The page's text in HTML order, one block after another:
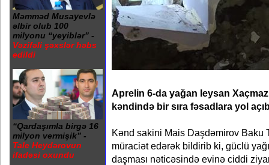
Məmməd Musayevlə
əlbir olub 100
milyonu “yeyiblər” -
Vəzifəli şəxslər həbs
edildi
“Qardaşımla birgə 16
milyon vermişik” -
Tale Heydərovun
ifadəsi oxundu
Aprelin 6-da yağan leysan
kəndində bir sıra fəsadlara yol
Kənd sakini Mais Daşdəmirov Baku
müraciət edərək bildirib ki, güclü
daşması nəticəsində evinə ciddi